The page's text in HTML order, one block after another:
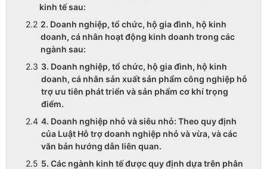
kinh tế sau:
2. Doanh nghiệp, tổ chức, hộ gia đình, hộ kinh
doanh, cá nhân hoạt động kinh doanh trong các
ngành sau:
3. Doanh nghiệp, tổ chức, hộ gia đình, hộ kinh
doanh, cá nhân sản xuất sản phẩm công nghiệp hỗ
trợ ưu tiên phát triển và sản phẩm cơ khí trọng
điểm.
4. Doanh nghiệp nhỏ và siêu nhỏ: Theo quy định
của Luật Hỗ trợ doanh nghiệp nhỏ và vừa, và các
văn bản hướng dẫn liên quan.
5. Các ngành kinh tế được quy định dựa trên phân